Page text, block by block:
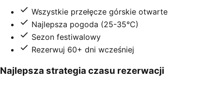
Wszystkie przełęcze górskie otwarte
Najlepsza pogoda (25-35°C)
Sezon festiwalowy
Rezerwuj 60+ dni wcześniej
Najlepsza strategia czasu rezerwacji